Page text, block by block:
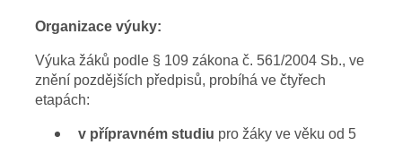
Organizace výuky:
Výuka žáků podle § 109 zákona č. 561/2004 Sb., ve
znění pozdějších předpisů, probíhá ve čtyřech
etapách:
v přípravném studiu pro žáky ve věku od 5